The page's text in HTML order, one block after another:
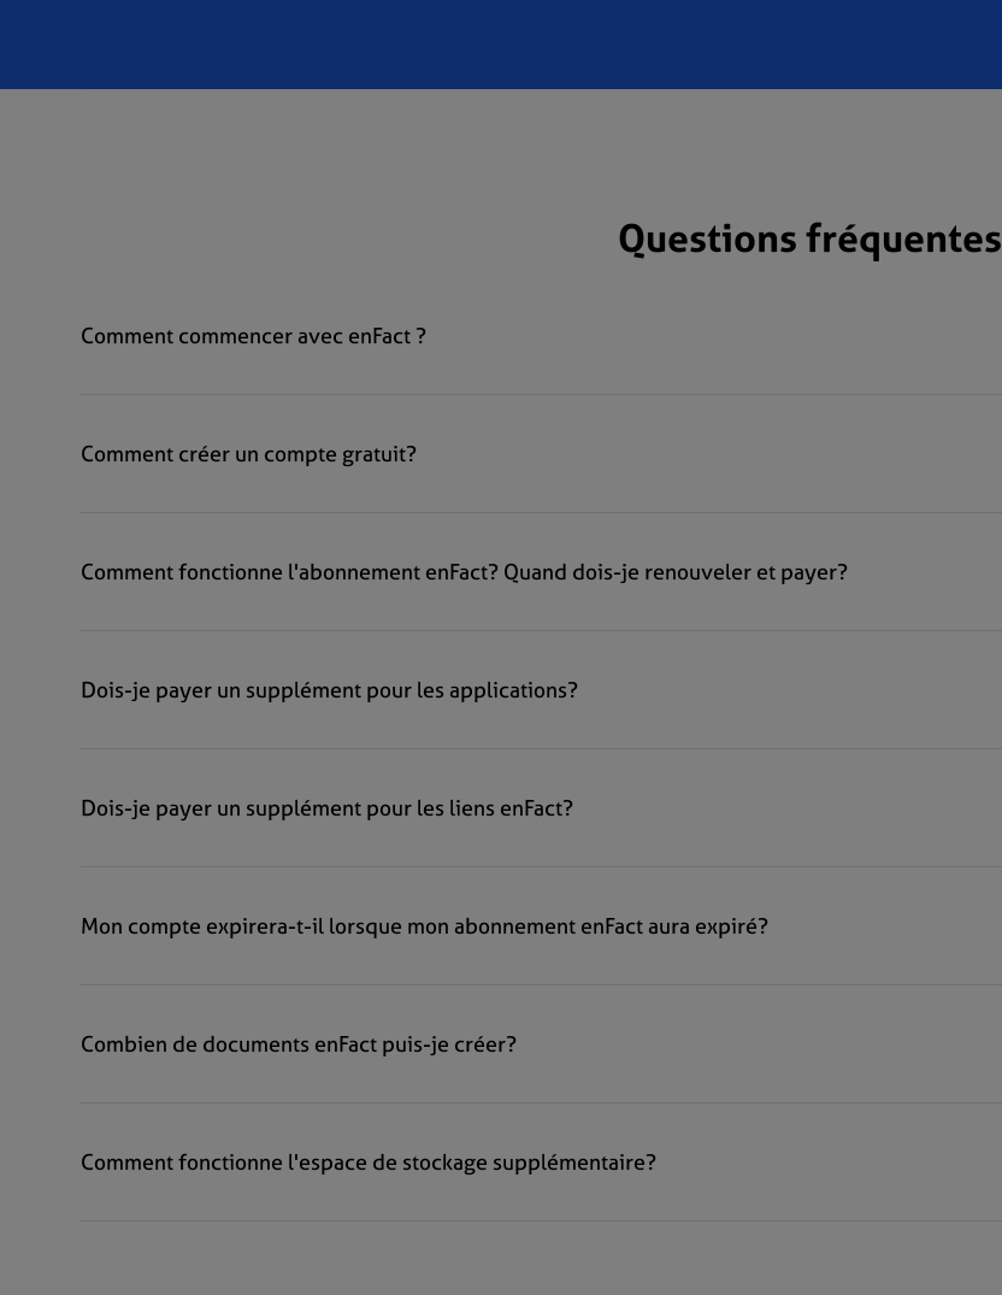
Questions fréquentes
Comment commencer avec enFact ?
Comment créer un compte gratuit?
Comment fonctionne l'abonnement enFact? Quand dois-je renouveler et payer?
Dois-je payer un supplément pour les applications?
Dois-je payer un supplément pour les liens enFact?
Mon compte expirera-t-il lorsque mon abonnement enFact aura expiré?
Combien de documents enFact puis-je créer?
Comment fonctionne l'espace de stockage supplémentaire?